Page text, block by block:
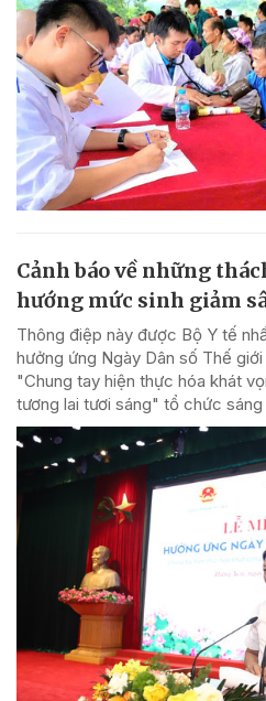
Cảnh báo về những
hướng mức sinh giảm
Thông điệp này được Bộ Y tế
hưởng ứng Ngày Dân số Thế
"Chung tay hiện thực hóa khát
tương lai tươi sáng" tổ chức sáng